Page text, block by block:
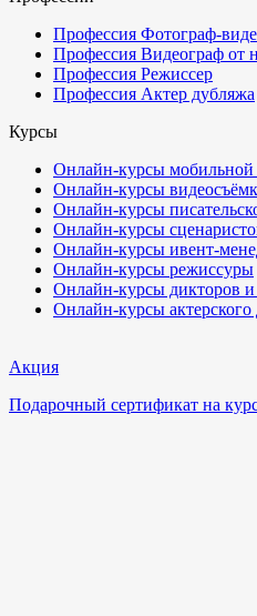
Профессия Фотограф-
Профессия Видеограф от
Профессия Режиссер
Профессия Актер дубляжа
Курсы
Онлайн-курсы мобильной
Онлайн-курсы
Онлайн-курсы
Онлайн-курсы
Онлайн-курсы ивент-
Онлайн-курсы режиссуры
Онлайн-курсы дикторов и
Онлайн-курсы
Акция
Подарочный сертификат на